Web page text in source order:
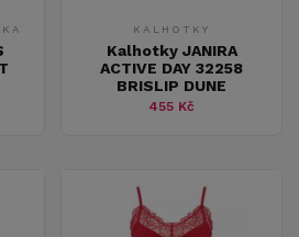
KALHOTKY
Kalhotky JANIRA
ACTIVE DAY 32258
BRISLIP DUNE
455 Kč